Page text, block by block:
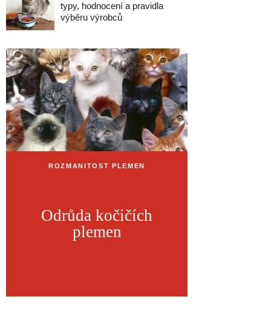
typy, hodnocení a pravidla
výběru výrobců
ROZMANITOST PLEMEN
Odrůda kočičích
plemen